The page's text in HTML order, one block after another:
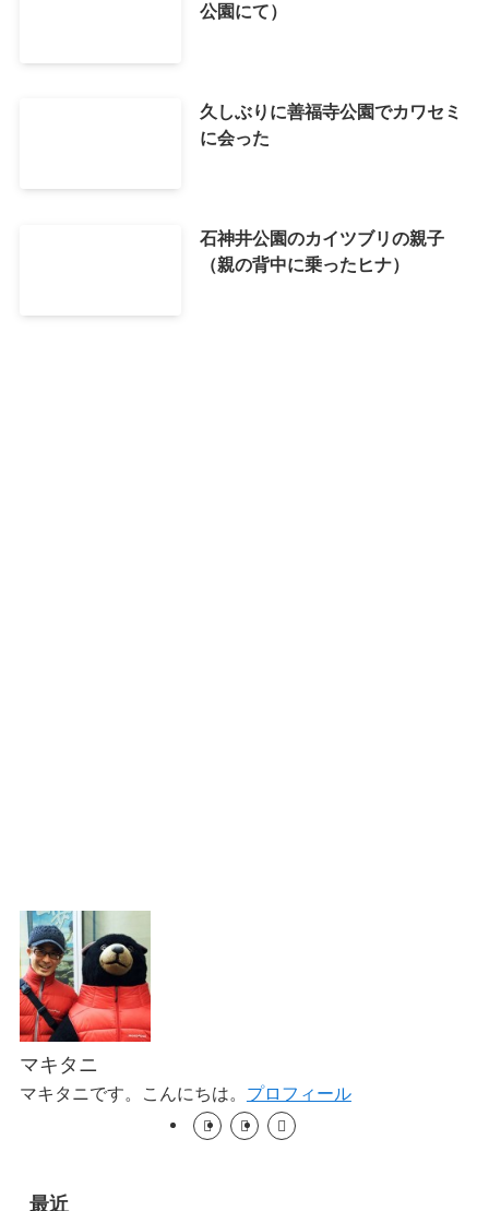
公園にて）
久しぶりに善福寺公園でカワセミ
に会った
石神井公園のカイツブリの親子
（親の背中に乗ったヒナ）
マキタニ
マキタニです。こんにちは。 プロフィール
最近